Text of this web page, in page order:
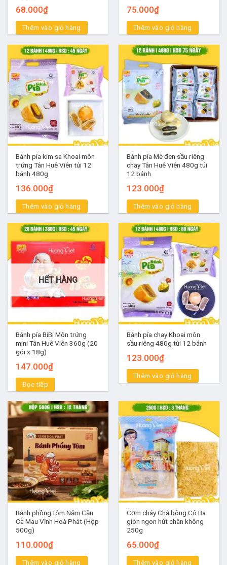
68.000₫
Thêm vào giỏ hàng
75.000₫
Thêm vào giỏ hàng
Bánh pía kim sa Khoai môn
trứng Tân Huê Viên túi 12
bánh 480g
136.000₫
Thêm vào giỏ hàng
Bánh pía Mè đen sầu riêng
chay Tân Huê Viên 480g túi
12 bánh
123.000₫
Thêm vào giỏ hàng
HẾT HÀNG
Bánh pía BiBi Môn trứng
mini Tân Huê Viên 360g (20
gói x 18g)
147.000₫
Đọc tiếp
Bánh pía chay Khoai môn
sầu riêng 480g túi 12 bánh
123.000₫
Thêm vào giỏ hàng
Bánh phồng tôm Năm Căn
Cà Mau Vĩnh Hoà Phát (Hộp
500g)
110.000₫
Thêm vào giỏ hàng
Cơm cháy Chà bông Cô Ba
giòn ngon hút chân không
250g
65.000₫
Thêm vào giỏ hàng